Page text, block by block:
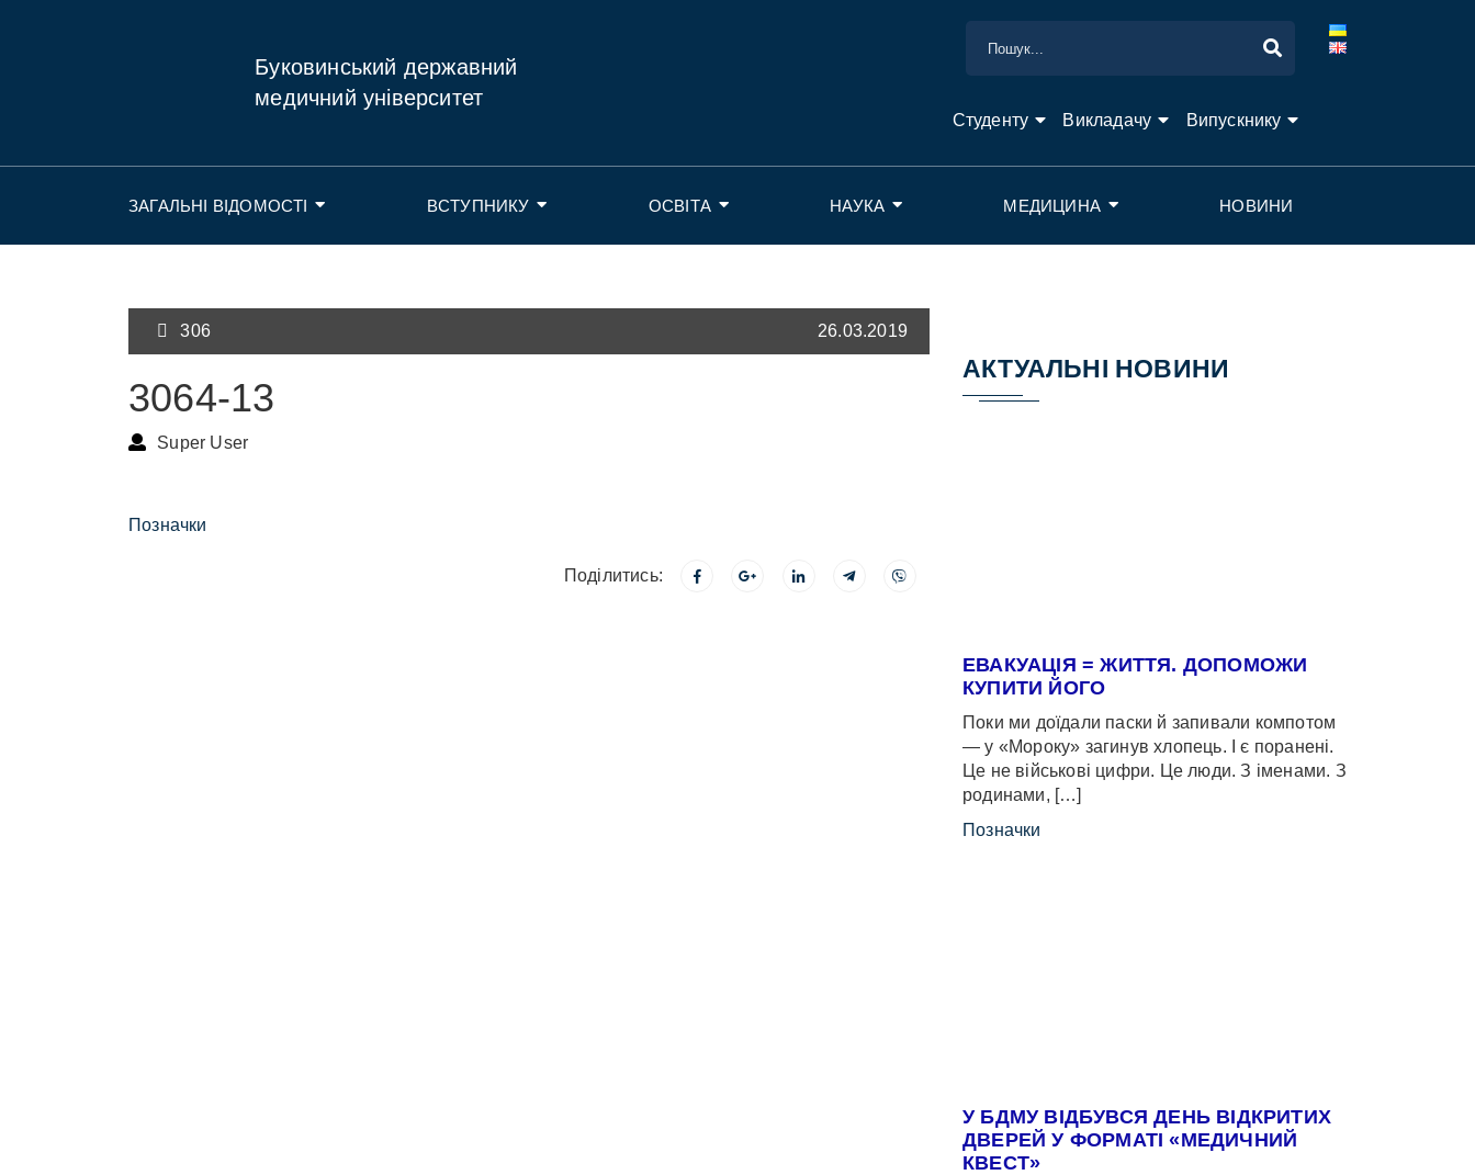
Буковинський державний
медичний університет
Студенту Викладачу Випускнику
ЗАГАЛЬНІ ВІДОМОСТІ ВСТУПНИКУ ОСВІТА НАУКА МЕДИЦИНА НОВИНИ
306 26.03.2019
3064-13
Super User
Позначки
Поділитись:
АКТУАЛЬНІ НОВИНИ
ЕВАКУАЦІЯ = ЖИТТЯ. ДОПОМОЖИ
КУПИТИ ЙОГО
Поки ми доїдали паски й запивали компотом
— у «Мороку» загинув хлопець. І є поранені.
Це не військові цифри. Це люди. З іменами. З
родинами, […]
Позначки
У БДМУ ВІДБУВСЯ ДЕНЬ ВІДКРИТИХ
ДВЕРЕЙ У ФОРМАТІ «МЕДИЧНИЙ
КВЕСТ»